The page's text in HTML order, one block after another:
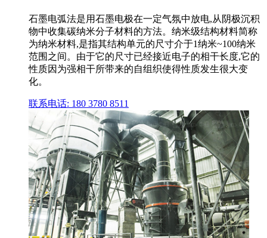
石墨电弧法是用石墨电极在一定气氛中放电,从阴极沉积
物中收集碳纳米分子材料的方法。纳米级结构材料简称
为纳米材料,是指其结构单元的尺寸介于1纳米~100纳米
范围之间。由于它的尺寸已经接近电子的相干长度,它的
性质因为强相干所带来的自组织使得性质发生很大变
化。
联系电话: 180 3780 8511